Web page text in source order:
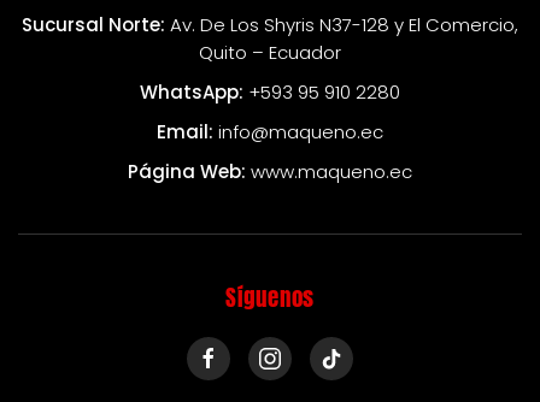
Sucursal Norte: Av. De Los Shyris N37-128 y El Comercio,
Quito – Ecuador
WhatsApp: +593 95 910 2280
Email: info@maqueno.ec
Página Web: www.maqueno.ec
Síguenos